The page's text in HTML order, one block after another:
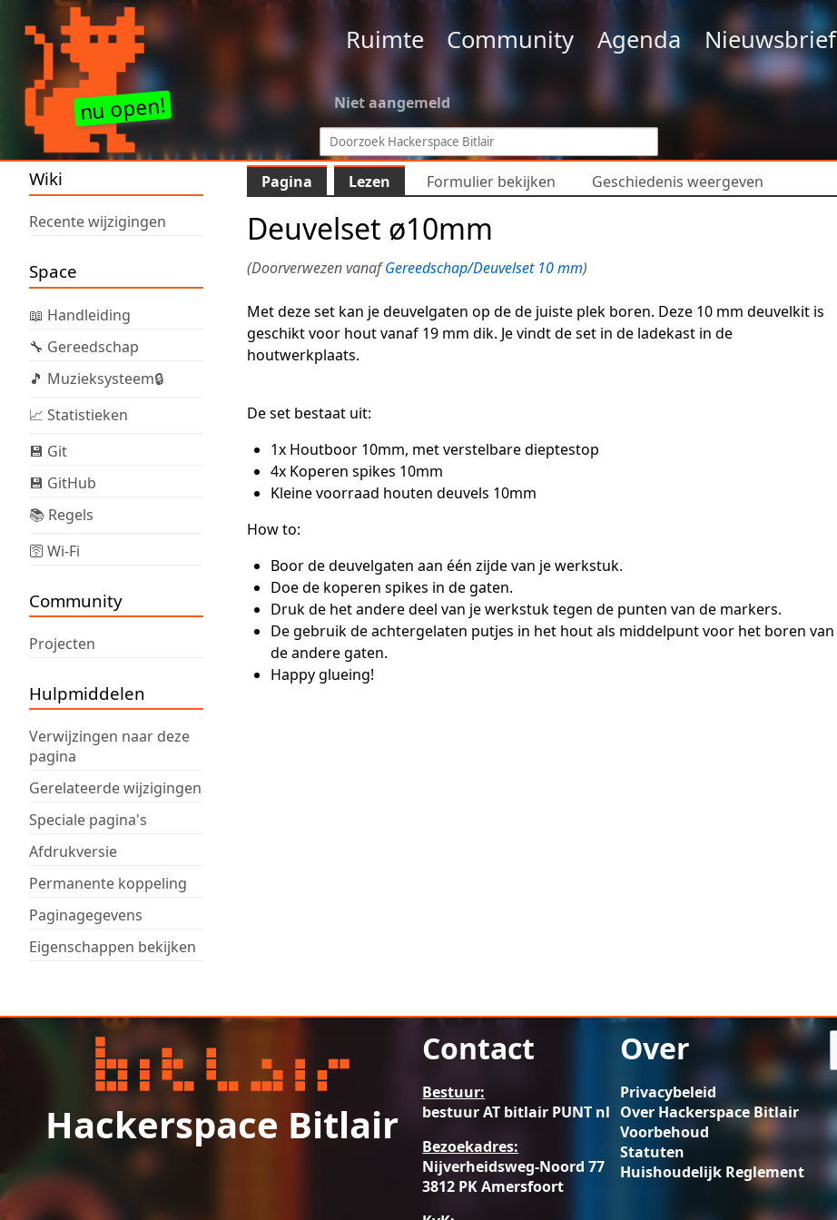
Ruimte Community Agenda Nieuwsbrief
Niet aangemeld
Wiki
Recente wijzigingen
Space
📖 Handleiding
🔧 Gereedschap
🎵 Muzieksysteem🔒
📈 Statistieken
💾 Git
💾 GitHub
📚 Regels
🛜 Wi-Fi
Community
Projecten
Hulpmiddelen
Verwijzingen naar deze
pagina
Gerelateerde wijzigingen
Speciale pagina's
Afdrukversie
Permanente koppeling
Paginagegevens
Eigenschappen bekijken
Pagina Lezen Formulier bekijken Geschiedenis weergeven
Deuvelset ø10mm
(Doorverwezen vanafGereedschap/Deuvelset 10 mm)
Met deze set kan je deuvelgaten op de de juiste plek boren. Deze 10 mm deuvelkit is
geschikt voor hout vanaf 19 mm dik. Je vindt de set in de ladekast in de
houtwerkplaats.
De set bestaat uit:
1x Houtboor 10mm, met verstelbare dieptestop
4x Koperen spikes 10mm
Kleine voorraad houten deuvels 10mm
How to:
Boor de deuvelgaten aan één zijde van je werkstuk.
Doe de koperen spikes in de gaten.
Druk de het andere deel van je werkstuk tegen de punten van de markers.
De gebruik de achtergelaten putjes in het hout als middelpunt voor het boren van
de andere gaten.
Happy glueing!
Hackerspace Bitlair
Contact
Bestuur:
bestuur AT bitlair PUNT nl
Bezoekadres:
Nijverheidsweg-Noord 77
3812 PK Amersfoort
Over
Privacybeleid
Over Hackerspace Bitlair
Voorbehoud
Statuten
Huishoudelijk Reglement